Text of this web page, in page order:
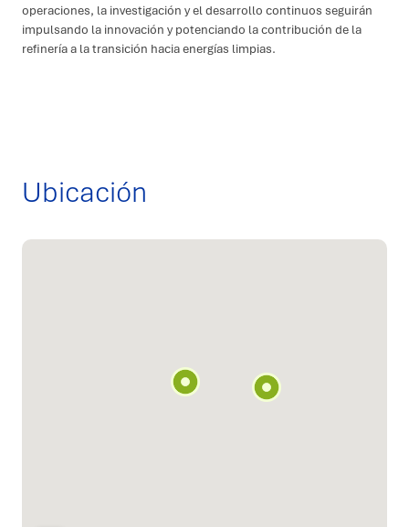
operaciones, la investigación y el desarrollo continuos seguirán
impulsando la innovación y potenciando la contribución de la
refinería a la transición hacia energías limpias.
Ubicación